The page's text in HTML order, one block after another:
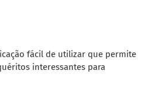
fácil de utilizar que permite
interessantes para